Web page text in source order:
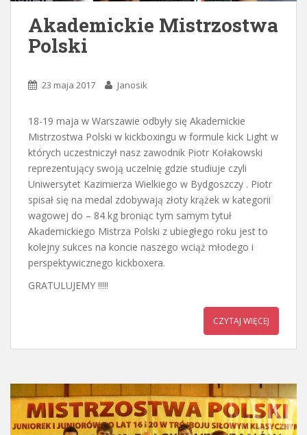
Akademickie Mistrzostwa
Polski
23 maja 2017 Janosik
18-19 maja w Warszawie odbyły się Akademickie
Mistrzostwa Polski w kickboxingu w formule kick Light w
których uczestniczył nasz zawodnik Piotr Kołakowski
reprezentujący swoją uczelnię gdzie studiuje czyli
Uniwersytet Kazimierza Wielkiego w Bydgoszczy . Piotr
spisał się na medal zdobywają złoty krążek w kategorii
wagowej do – 84 kg broniąc tym samym tytuł
Akademickiego Mistrza Polski z ubiegłego roku jest to
kolejny sukces na koncie naszego wciąż młodego i
perspektywicznego kickboxera.
GRATULUJEMY !!!!!
CZYTAJ WIĘCEJ